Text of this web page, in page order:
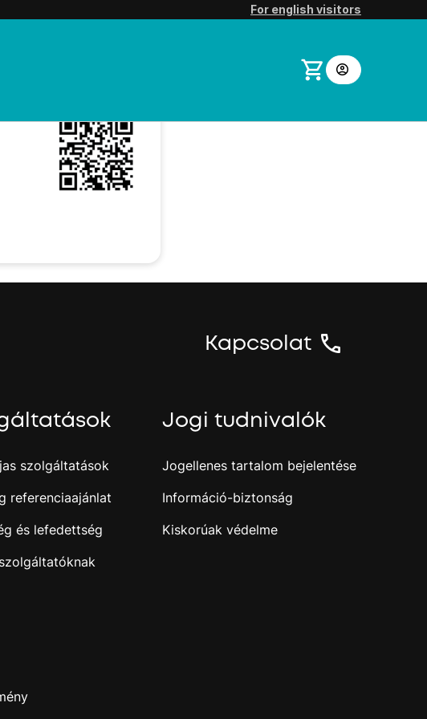
For english visitors
Kapcsolat
szolgáltatások
referenciaajánlat
és lefedettség
Jogi tudnivalók
Jogellenes tartalom bejelentése
Információ-biztonság
Kiskorúak védelme